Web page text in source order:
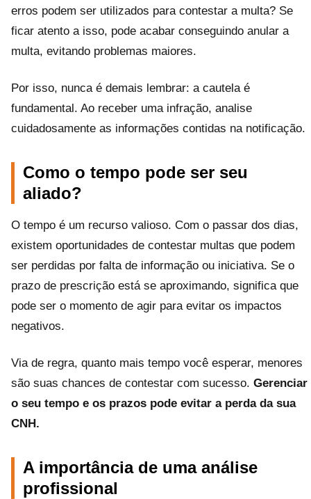
erros podem ser utilizados para contestar a multa? Se
ficar atento a isso, pode acabar conseguindo anular a
multa, evitando problemas maiores.
Por isso, nunca é demais lembrar: a cautela é
fundamental. Ao receber uma infração, analise
cuidadosamente as informações contidas na notificação.
Como o tempo pode ser seu
aliado?
O tempo é um recurso valioso. Com o passar dos dias,
existem oportunidades de contestar multas que podem
ser perdidas por falta de informação ou iniciativa. Se o
prazo de prescrição está se aproximando, significa que
pode ser o momento de agir para evitar os impactos
negativos.
Via de regra, quanto mais tempo você esperar, menores
são suas chances de contestar com sucesso. Gerenciar
o seu tempo e os prazos pode evitar a perda da sua
CNH.
A importância de uma análise
profissional